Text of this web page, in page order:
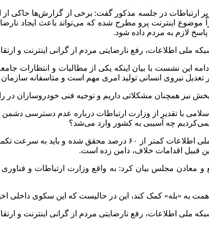
اینترنت پرو مطرح شده که می‌تواند باعث ایجاد
لازم به مردم داده شود.
این نشست با بیان اینکه یکی از مطالبات و انتظارات
نیروی انسانی تولید امری مهم است و متاسفانه سازمان
نیز همچنان مشکلاتی داریم و توجیه فنی خودروسازان
با تقدیر از وزارت ارتباطات درباره عدم دسترسی
چه آسیبی به کشور وارد می‌شد؟
وی در ادامه با اشاره به توجه جدی به شبکه ملی اطلاعات، گفت:
قبیل اقدامات خلاف، دامن زده است.
معادن مجلس بیان کرد: به واقع وزارت ارتباطات و
در حالیست که این سکوی داخلی اخیراً رکورد ۲۵ میلیون نفر کاربر فعال را